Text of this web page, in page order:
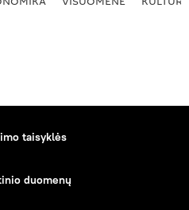
taisyklės
duomenų